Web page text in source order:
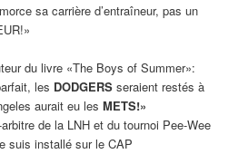
sa carrière d’entraîneur, pas un
du livre «The Boys of Summer»:
les DODGERSseraient restés à
aurait eu les METS!»
de la LNH et du tournoi Pee-Wee
suis installé sur le CAP